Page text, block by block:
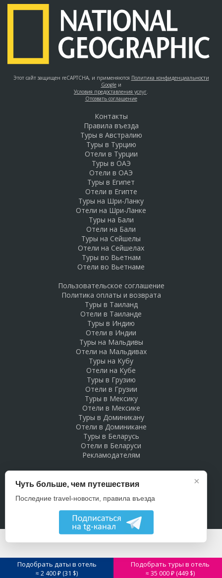
Подобрать даты в отель
≈ 2 400 ₽ (31 $)
Подобрать туры в отель
≈ 35 000 ₽ (449 $)
Этот сайт защищен reCAPTCHA, и применяются Политика конфиденциальности
Googleи
Условия предоставления услуг
Отозвать соглашение
Контакты
Правила въезда
Туры в Австралию
Туры в Турцию
Отели в Турции
Туры в ОАЭ
Отели в ОАЭ
Туры в Египет
Отели в Египте
Туры на Шри-Ланку
Отели на Шри-Ланке
Туры на Бали
Отели на Бали
Туры на Сейшелы
Отели на Сейшелах
Туры во Вьетнам
Отели во Вьетнаме
Пользовательское соглашение
Политика оплаты и возврата
Туры в Таиланд
Отели в Таиланде
Туры в Индию
Отели в Индии
Туры на Мальдивы
Отели на Мальдивах
Туры на Кубу
Отели на Кубе
Туры в Грузию
Отели в Грузии
Туры в Мексику
Отели в Мексике
Туры в Доминикану
Отели в Доминикане
Туры в Беларусь
Отели в Беларуси
Рекламодателям
×
Чуть больше, чем путешествия
Последние travel-новости, правила въезда